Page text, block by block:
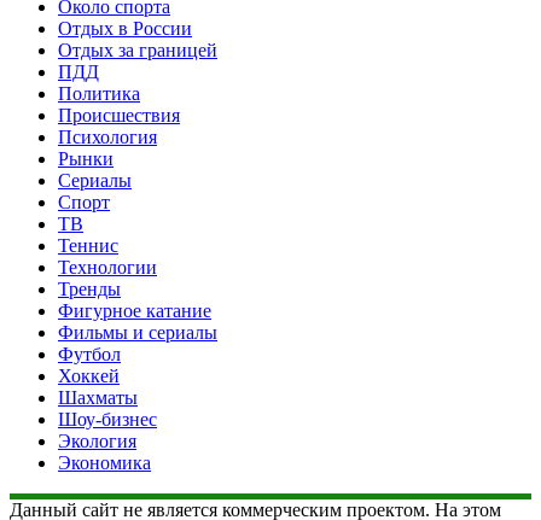
Около спорта
Отдых в России
Отдых за границей
ПДД
Политика
Происшествия
Психология
Рынки
Сериалы
Спорт
ТВ
Теннис
Технологии
Тренды
Фигурное катание
Фильмы и сериалы
Футбол
Хоккей
Шахматы
Шоу-бизнес
Экология
Экономика
Данный сайт не является коммерческим проектом. На этом